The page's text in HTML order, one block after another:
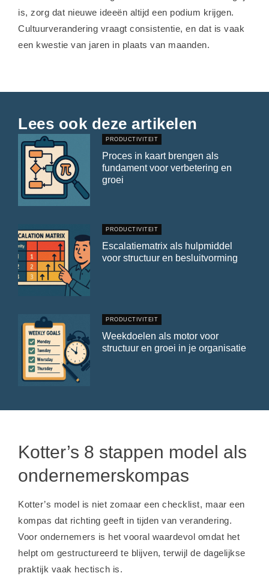
is, zorg dat nieuwe ideeën altijd een podium krijgen.
Cultuurverandering vraagt consistentie, en dat is vaak
een kwestie van jaren in plaats van maanden.
Lees ook deze artikelen
PRODUCTIVITEIT
Proces in kaart brengen als
fundament voor verbetering en
groei
PRODUCTIVITEIT
Escalatiematrix als hulpmiddel
voor structuur en besluitvorming
PRODUCTIVITEIT
Weekdoelen als motor voor
structuur en groei in je organisatie
Kotter’s 8 stappen model als
ondernemerskompas
Kotter’s model is niet zomaar een checklist, maar een
kompas dat richting geeft in tijden van verandering.
Voor ondernemers is het vooral waardevol omdat het
helpt om gestructureerd te blijven, terwijl de dagelijkse
praktijk vaak hectisch is.